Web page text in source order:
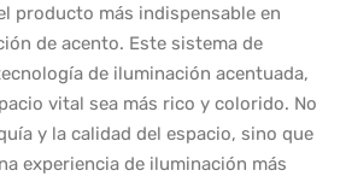
producto más indispensable en
de acento. Este sistema de
de iluminación acentuada,
vital sea más rico y colorido. No
y la calidad del espacio, sino que
experiencia de iluminación más